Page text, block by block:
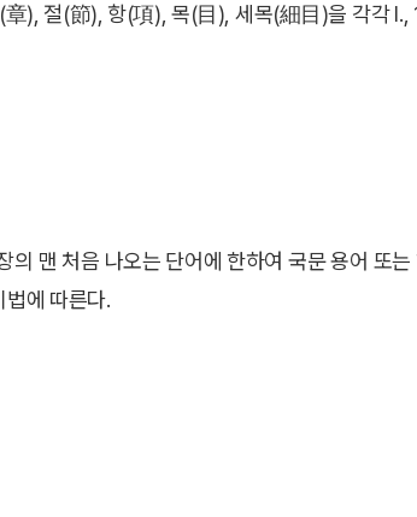
), 절(節), 항(項), 목(目), 세목(細目)을 각각 I.,
맨 처음 나오는 단어에 한하여 국문 용어 또
에 따른다.